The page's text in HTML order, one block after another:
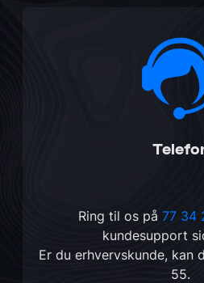
Ring til os på 77 34
kundesupport
Er du erhvervskunde, kan
55.